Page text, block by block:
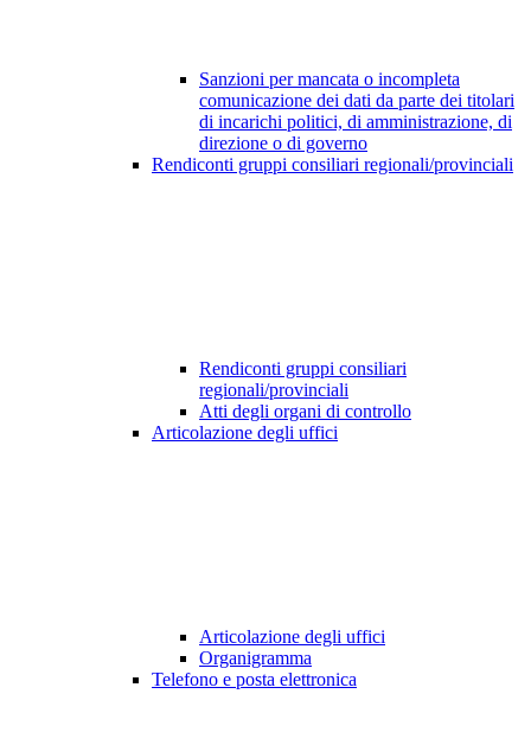
Sanzioni per mancata o incompleta
comunicazione dei dati da parte dei titolari
di incarichi politici, di amministrazione, di
direzione o di governo
Rendiconti gruppi consiliari regionali/provinciali
Rendiconti gruppi consiliari
regionali/provinciali
Atti degli organi di controllo
Articolazione degli uffici
Articolazione degli uffici
Organigramma
Telefono e posta elettronica